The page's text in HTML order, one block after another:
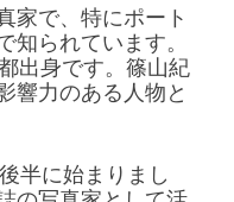
家で、特にポート
知られています。
出身です。篠山紀
響力のある人物と
半に始まりまし